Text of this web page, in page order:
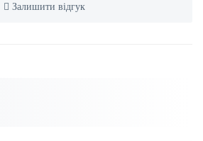
Залишити відгук